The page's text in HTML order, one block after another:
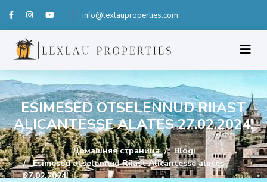
info@lexlauproperties.com
ESIMESED OTSELENNUD RIIAST
ALICANTESSE ALATES 27.02.2024!
Домашняя страница
Blogi
Esimesed otselennud Riiast Alicantesse alates
27.02.2024!